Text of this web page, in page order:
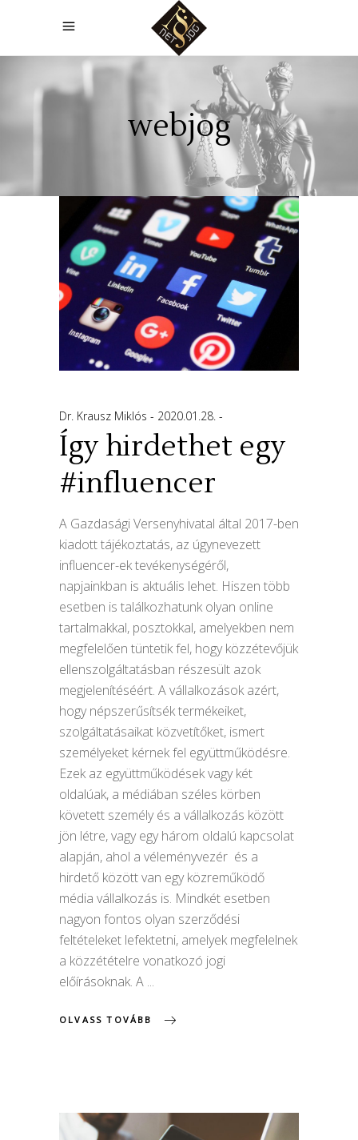
webjog
Dr. Krausz Miklós 2020.01.28.
Így hirdethet egy
#influencer
A Gazdasági Versenyhivatal által 2017-ben
kiadott tájékoztatás, az úgynevezett
influencer-ek tevékenységéről,
napjainkban is aktuális lehet. Hiszen több
esetben is találkozhatunk olyan online
tartalmakkal, posztokkal, amelyekben nem
megfelelően tüntetik fel, hogy közzétevőjük
ellenszolgáltatásban részesült azok
megjelenítéséért. A vállalkozások azért,
hogy népszerűsítsék termékeiket,
szolgáltatásaikat közvetítőket, ismert
személyeket kérnek fel együttműködésre.
Ezek az együttműködések vagy két
oldalúak, a médiában széles körben
követett személy és a vállalkozás között
jön létre, vagy egy három oldalú kapcsolat
alapján, ahol a véleményvezér és a
hirdető között van egy közreműködő
média vállalkozás is. Mindkét esetben
nagyon fontos olyan szerződési
feltételeket lefektetni, amelyek megfelelnek
a közzétételre vonatkozó jogi
előírásoknak. A
OLVASS TOVÁBB